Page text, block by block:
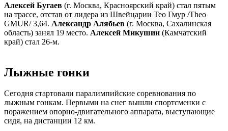
Алексей Бугаев (г. Москва, Красноярский край) стал пятым
на трассе, отстав от лидера из Швейцарии Тео Гмур /Theo
GMUR/ 3,64. Александр Алябьев (г. Москва, Сахалинская
область) занял 19 место. Алексей Микушин (Камчатский
край) стал 26-м.
Лыжные гонки
Сегодня стартовали паралимпийские соревнования по
лыжным гонкам. Первыми на снег вышли спортсменки с
поражением опорно-двигательного аппарата, выступающие
сидя, на дистанции 12 км.